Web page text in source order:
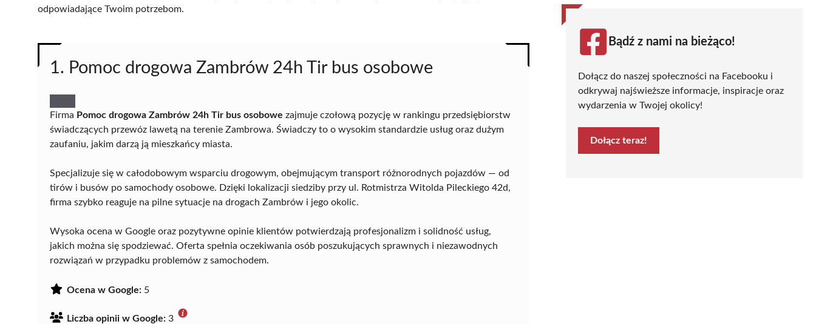
odpowiadające Twoim potrzebom.
1. Pomoc drogowa Zambrów 24h Tir bus osobowe
Firma Pomoc drogowa Zambrów 24h Tir bus osobowe zajmuje czołową pozycję w rankingu przedsiębiorstw
świadczących przewóz lawetą na terenie Zambrowa. Świadczy to o wysokim standardzie usług oraz dużym
zaufaniu, jakim darzą ją mieszkańcy miasta.
Specjalizuje się w całodobowym wsparciu drogowym, obejmującym transport różnorodnych pojazdów — od
tirów i busów po samochody osobowe. Dzięki lokalizacji siedziby przy ul. Rotmistrza Witolda Pileckiego 42d,
firma szybko reaguje na pilne sytuacje na drogach Zambrów i jego okolic.
Wysoka ocena w Google oraz pozytywne opinie klientów potwierdzają profesjonalizm i solidność usług,
jakich można się spodziewać. Oferta spełnia oczekiwania osób poszukujących sprawnych i niezawodnych
rozwiązań w przypadku problemów z samochodem.
Ocena w Google: 5
Liczba opinii w Google: 3
Bądź z nami na bieżąco!
Dołącz do naszej społeczności na Facebooku i
odkrywaj najświeższe informacje, inspiracje oraz
wydarzenia w Twojej okolicy!
Dołącz teraz!